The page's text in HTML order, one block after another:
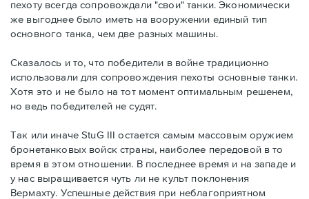
пехоту всегда сопровождали "свои" танки. Экономически
же выгоднее было иметь на вооружении единый тип
основного танка, чем две разных машины.
Сказалось и то, что победители в войне традиционно
использовали для сопровождения пехоты основные танки.
Хотя это и не было на тот момент оптимальным решенем,
но ведь победителей не судят.
Так или иначе StuG III остается самым массовым оружием
бронетанковых войск страны, наиболее передовой в то
время в этом отношении. В последнее время и на западе и
у нас выращивается чуть ли не культ поклонения
Вермахту. Успешные действия при неблагоприятном